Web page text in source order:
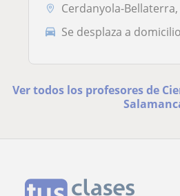
Cerdanyola-
Se desplaza a domicilio
Ver todos los profesores de